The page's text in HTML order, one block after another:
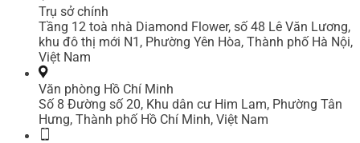
Trụ sở chính
Tầng 12 toà nhà Diamond Flower, số 48 Lê Văn Lương,
khu đô thị mới N1, Phường Yên Hòa, Thành phố Hà Nội,
Việt Nam
Văn phòng Hồ Chí Minh
Số 8 Đường số 20, Khu dân cư Him Lam, Phường Tân
Hưng, Thành phố Hồ Chí Minh, Việt Nam